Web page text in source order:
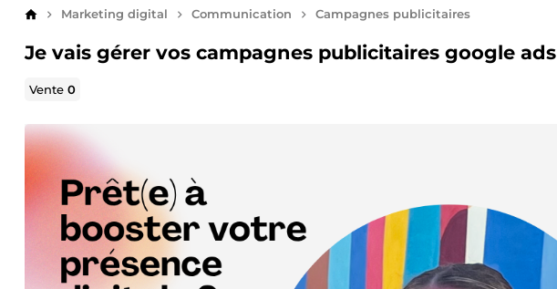
AccueilMarketing digital Communication Campagnes publicitaires
Je vais gérer vos campagnes publicitaires google ads
Vente0